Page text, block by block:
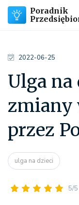
Poradnik
2022-06-25
Ulga
zmiany
przez
ulga na dzieci
5/5